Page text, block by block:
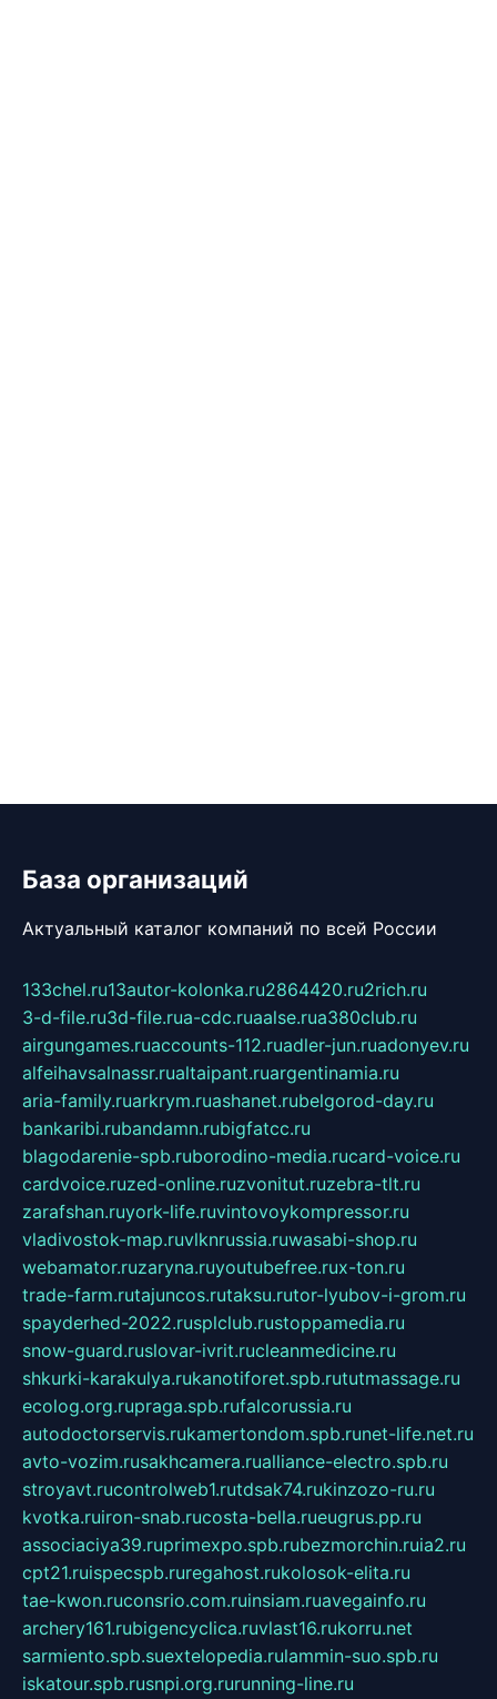
База организаций
Актуальный каталог компаний по всей России
133chel.ru13autor-kolonka.ru2864420.ru2rich.ru
3-d-file.ru3d-file.rua-cdc.ruaalse.rua380club.ru
airgungames.ruaccounts-112.ruadler-jun.ruadonyev.ru
alfeihavsalnassr.rualtaipant.ruargentinamia.ru
aria-family.ruarkrym.ruashanet.rubelgorod-day.ru
bankaribi.rubandamn.rubigfatcc.ru
blagodarenie-spb.ruborodino-media.rucard-voice.ru
cardvoice.ruzed-online.ruzvonitut.ruzebra-tlt.ru
zarafshan.ruyork-life.ruvintovoykompressor.ru
vladivostok-map.ruvlknrussia.ruwasabi-shop.ru
webamator.ruzaryna.ruyoutubefree.rux-ton.ru
trade-farm.rutajuncos.rutaksu.rutor-lyubov-i-grom.ru
spayderhed-2022.rusplclub.rustoppamedia.ru
snow-guard.ruslovar-ivrit.rucleanmedicine.ru
shkurki-karakulya.rukanotiforet.spb.rututmassage.ru
ecolog.org.rupraga.spb.rufalcorussia.ru
autodoctorservis.rukamertondom.spb.runet-life.net.ru
avto-vozim.rusakhcamera.rualliance-electro.spb.ru
stroyavt.rucontrolweb1.rutdsak74.rukinzozo-ru.ru
kvotka.ruiron-snab.rucosta-bella.rueugrus.pp.ru
associaciya39.ruprimexpo.spb.rubezmorchin.ruia2.ru
cpt21.ruispecspb.ruregahost.rukolosok-elita.ru
tae-kwon.ruconsrio.com.ruinsiam.ruavegainfo.ru
archery161.rubigencyclica.ruvlast16.rukorru.net
sarmiento.spb.suextelopedia.rulammin-suo.spb.ru
iskatour.spb.rusnpi.org.rurunning-line.ru